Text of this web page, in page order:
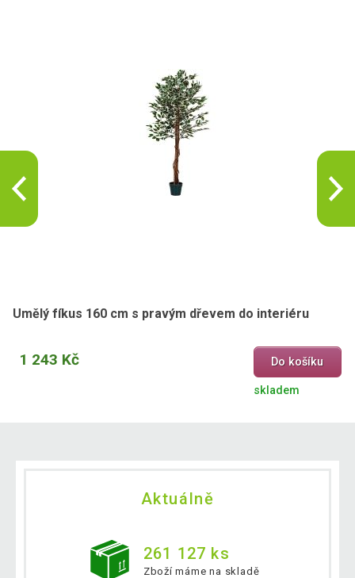
Umělý fíkus 160 cm s pravým dřevem do interiéru
1 243 Kč Do košíku
skladem
Aktuálně
261 127 ks
Zboží máme na skladě